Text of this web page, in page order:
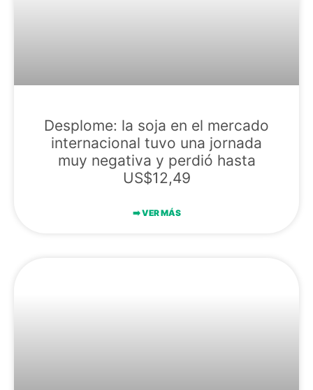
Desplome: la soja en el mercado
internacional tuvo una jornada
muy negativa y perdió hasta
US$12,49
➡️​ VER MÁS